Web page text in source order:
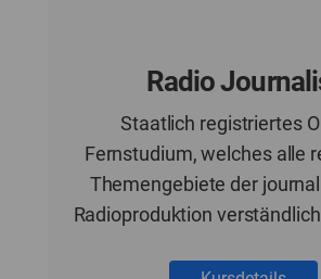
Radio
Staatlich registriertes
Fernstudium, welches alle
Themengebiete der
Radioproduktion